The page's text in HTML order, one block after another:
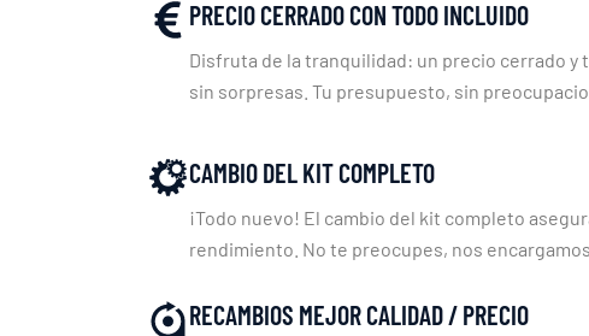
PRECIO CERRADO CON TODO INCLUIDO
Disfruta de la tranquilidad: un precio cerrado y
sin sorpresas. Tu presupuesto, sin
CAMBIO DEL KIT COMPLETO
¡Todo nuevo! El cambio del kit completo
rendimiento. No te preocupes, nos
RECAMBIOS MEJOR CALIDAD / PRECIO